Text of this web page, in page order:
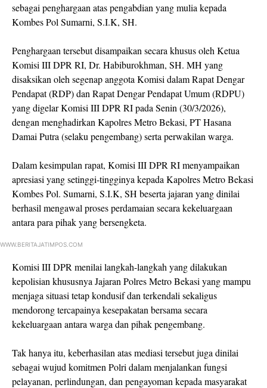
sebagai penghargaan atas pengabdian yang mulia kepada
Kombes Pol Sumarni, S.I.K, SH.
Penghargaan tersebut disampaikan secara khusus oleh Ketua
Komisi III DPR RI, Dr. Habiburokhman, SH. MH yang
disaksikan oleh segenap anggota Komisi dalam Rapat Dengar
Pendapat (RDP) dan Rapat Dengar Pendapat Umum (RDPU)
yang digelar Komisi III DPR RI pada Senin (30/3/2026),
dengan menghadirkan Kapolres Metro Bekasi, PT Hasana
Damai Putra (selaku pengembang) serta perwakilan warga.
Dalam kesimpulan rapat, Komisi III DPR RI menyampaikan
apresiasi yang setinggi-tingginya kepada Kapolres Metro Bekasi
Kombes Pol. Sumarni, S.I.K, SH beserta jajaran yang dinilai
berhasil mengawal proses perdamaian secara kekeluargaan
antara para pihak yang bersengketa.
WWW.BERITAJATIMPOS.COM
Komisi III DPR menilai langkah-langkah yang dilakukan
kepolisian khususnya Jajaran Polres Metro Bekasi yang mampu
menjaga situasi tetap kondusif dan terkendali sekaligus
mendorong tercapainya kesepakatan bersama secara
kekeluargaan antara warga dan pihak pengembang.
Tak hanya itu, keberhasilan atas mediasi tersebut juga dinilai
sebagai wujud komitmen Polri dalam menjalankan fungsi
pelayanan, perlindungan, dan pengayoman kepada masyarakat